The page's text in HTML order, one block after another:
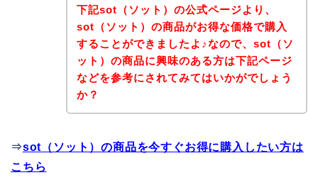
下記sot（ソット）の公式ページより、
sot（ソット）の商品がお得な価格で購入
することができましたよ♪なので、sot（ソ
ット）の商品に興味のある方は下記ページ
などを参考にされてみてはいかがでしょう
か？
⇒sot（ソット）の商品を今すぐお得に購入したい方は
こちら